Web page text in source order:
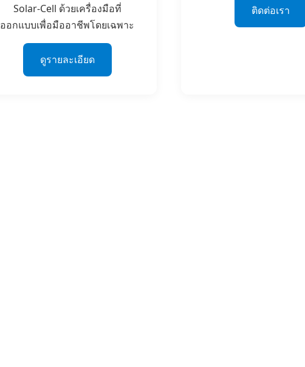
Solar-Cell ด้วยเครื่องมือที่
ออกแบบเพื่อมืออาชีพโดยเฉพาะ
ดูรายละเอียด
ติดต่อเรา